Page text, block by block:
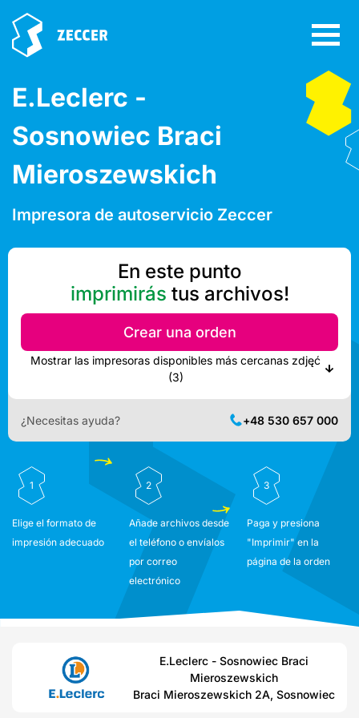
E.Leclerc -
Sosnowiec Braci
Mieroszewskich
Impresora de autoservicio Zeccer
En este punto
imprimirás tus archivos!
Crear una orden
Mostrar las impresoras disponibles más cercanas zdjęć
(3)
¿Necesitas ayuda? +48 530 657 000
1
Elige el formato de
impresión adecuado
2
Añade archivos desde
el teléfono o envíalos
por correo
electrónico
3
Paga y presiona
"Imprimir" en la
página de la orden
E.Leclerc - Sosnowiec Braci
Mieroszewskich
Braci Mieroszewskich 2A, Sosnowiec